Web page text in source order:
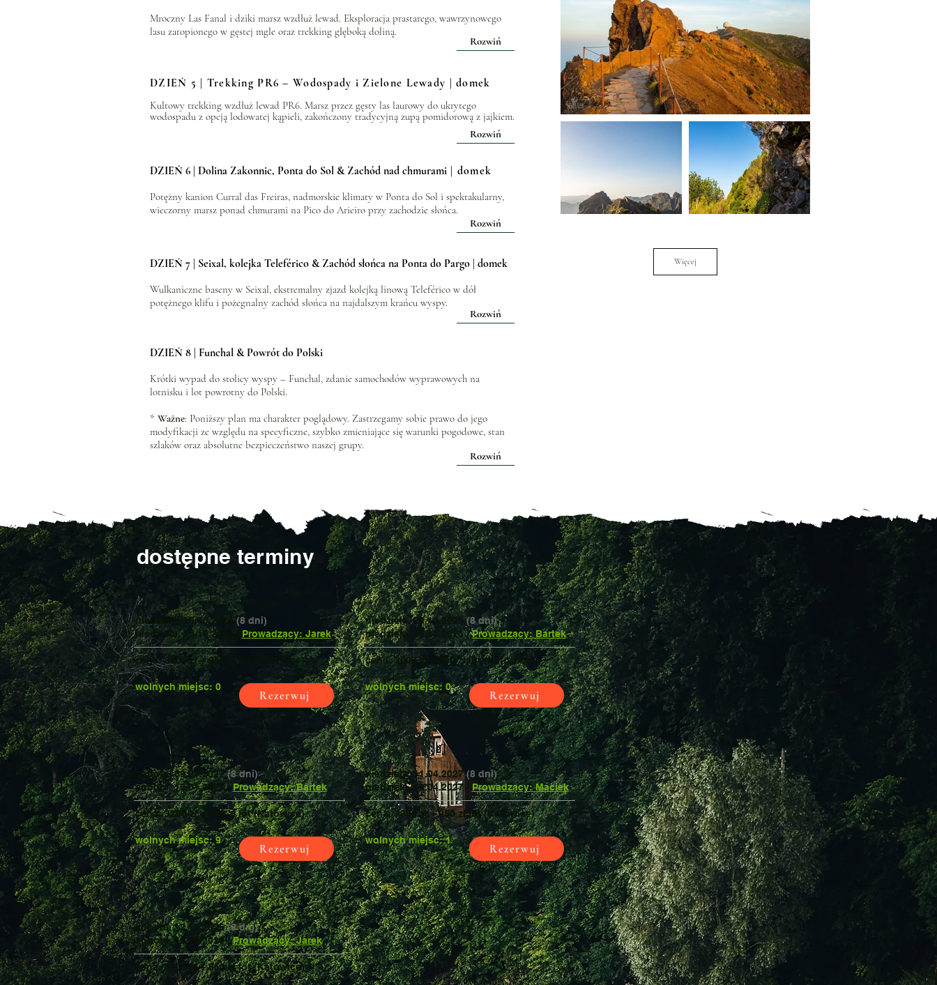
Mroczny Las Fanal i dziki marsz wzdłuż lewad. Eksploracja prastarego, wawrzynowego
lasu zatopionego w gęstej mgle oraz trekking głęboką doliną.
Rozwiń
DZIEŃ 5 | Trekking PR6 – Wodospady i Zielone Lewady | domek
Kultowy trekking wzdłuż lewad PR6. Marsz przez gęsty las laurowy do ukrytego
wodospadu z opcją lodowatej kąpieli, zakończony tradycyjną zupą pomidorową z jajkiem.
Rozwiń
DZIEŃ 6 | Dolina Zakonnic, Ponta do Sol & Zachód nad chmurami | domek
Potężny kanion Curral das Freiras, nadmorskie klimaty w Ponta do Sol i spektakularny,
wieczorny marsz ponad chmurami na Pico do Arieiro przy zachodzie słońca.
Rozwiń
DZIEŃ 7 | Seixal, kolejka Teleférico & Zachód słońca na Ponta do Pargo | domek
Wulkaniczne baseny w Seixal, ekstremalny zjazd kolejką linową Teleférico w dół
potężnego klifu i pożegnalny zachód słońca na najdalszym krańcu wyspy.
Rozwiń
DZIEŃ 8 | Funchal & Powrót do Polski
Krótki wypad do stolicy wyspy – Funchal, zdanie samochodów wyprawowych na
lotnisku i lot powrotny do Polski.
* Ważne: Poniższy plan ma charakter poglądowy. Zastrzegamy sobie prawo do jego
modyfikacji ze względu na specyficzne, szybko zmieniające się warunki pogodowe, stan
szlaków oraz absolutne bezpieczeństwo naszej grupy.
Rozwiń
Więcej
dostępne terminy
niedziela, 18.10.2026(8 dni)
niedziela, 25.10.2026 | Prowadzący: Jarek
cena: 3000 zł + 950 zł lot (Katowice)
wolnych miejsc: 0
Rezerwuj
sobota, 09.01.2027(8 dni)
sobota, 16.01.2027 | Prowadzący: Bartek
cena: 3200 zł + 880 zł lot (Katowice)
wolnych miejsc: 9
Rezerwuj
niedziela, 29.10.2026(8 dni)
niedziela, 05.11.2026 |Prowadzący: Bartek
cena: 3000 zł + 900 zł lot (Katowice)
wolnych miejsc: 0
Rezerwuj
niedziela, 11.04.2027(8 dni)
niedziela, 18.04.2027 |
Prowadzący: Maciek
cena: 3300 zł + 950 zł lot (Katowice)
wolnych miejsc: 1
Rezerwuj
sobota, 12.12.2026(8 dni)
sobota, 19.12.2026 | Prowadzący: Jarek
cena: 3200 zł + 850 zł lot (Katowice)